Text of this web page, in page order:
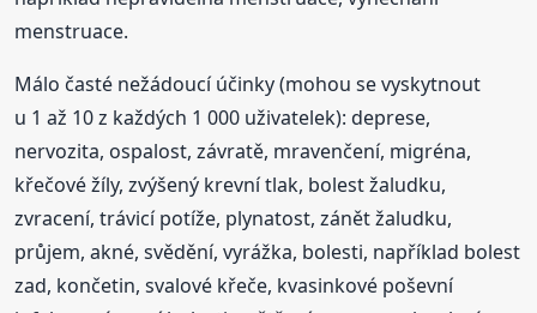
menstruace.
Málo časté nežádoucí účinky (mohou se vyskytnout
u 1 až 10 z každých 1 000 uživatelek): deprese,
nervozita, ospalost, závratě, mravenčení, migréna,
křečové žíly, zvýšený krevní tlak, bolest žaludku,
zvracení, trávicí potíže, plynatost, zánět žaludku,
průjem, akné, svědění, vyrážka, bolesti, například bolest
zad, končetin, svalové křeče, kvasinkové poševní